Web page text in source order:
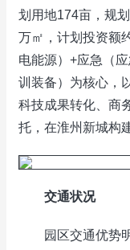
划用地174亩，规
万㎡，计划投资额
电能源）+应急（
训装备）为核心，
科技成果转化、商
托，在淮州新城构
交通状况
园区交通优势明